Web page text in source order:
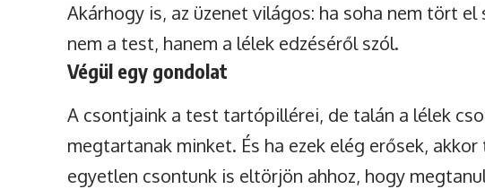
Akárhogy is, az üzenet világos: ha soha nem tört
nem a test, hanem a lélek edzéséről szól.
Végül egy gondolat
A csontjaink a test tartópillérei, de talán a lélek
megtartanak minket. És ha ezek elég erősek,
egyetlen csontunk is eltörjön ahhoz, hogy